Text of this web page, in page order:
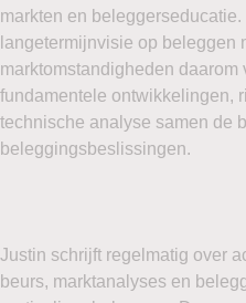
markten en
langetermijnvisie op beleggen
marktomstandigheden daarom
fundamentele ontwikkelingen,
technische analyse samen de
beleggingsbeslissingen.
Justin schrijft regelmatig over
beurs, marktanalyses en